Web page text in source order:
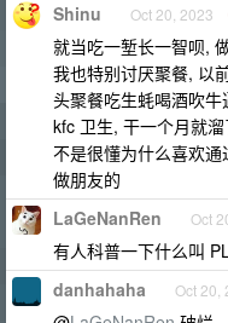
Shinu Oct 20, 2023
就当吃一堑长一智呗,
我也特别讨厌聚餐, 以
头聚餐吃生蚝喝酒吹
kfc 卫生, 干一个月就溜
不是很懂为什么喜欢
做朋友的
LaGeNanRen Oct
有人科普一下什么叫
danhahaha Oct 20,